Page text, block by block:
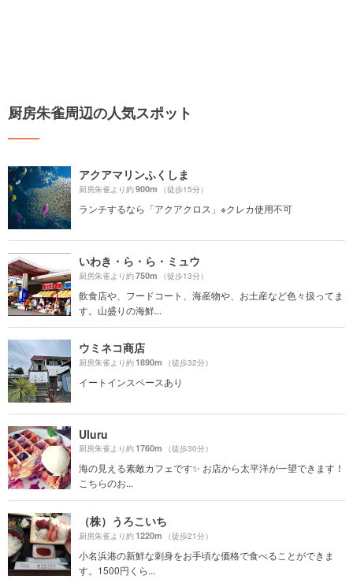
厨房朱雀周辺の人気スポット
アクアマリンふくしま
厨房朱雀より約900m （徒歩15分）
ランチするなら「アクアクロス」※クレカ使用不可
いわき・ら・ら・ミュウ
厨房朱雀より約750m （徒歩13分）
飲食店や、フードコート、海産物や、お土産など色々扱ってま
す。山盛りの海鮮...
ウミネコ商店
厨房朱雀より約1890m （徒歩32分）
イートインスペースあり
Uluru
厨房朱雀より約1760m （徒歩30分）
海の見える素敵カフェです✨ お店から太平洋が一望できます！
こちらのお...
（株）うろこいち
厨房朱雀より約1220m （徒歩21分）
小名浜港の新鮮な刺身をお手頃な価格で食べることができま
す。1500円くら...